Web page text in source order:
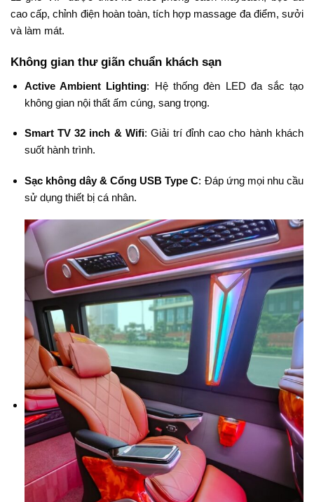
cao cấp, chỉnh điện hoàn toàn, tích hợp massage đa điểm, sưởi
và làm mát.
Không gian thư giãn chuẩn khách sạn
Active Ambient Lighting: Hệ thống đèn LED đa sắc tạo
không gian nội thất ấm cúng, sang trọng.
Smart TV 32 inch & Wifi: Giải trí đỉnh cao cho hành khách
suốt hành trình.
Sạc không dây & Cổng USB Type C: Đáp ứng mọi nhu cầu
sử dụng thiết bị cá nhân.